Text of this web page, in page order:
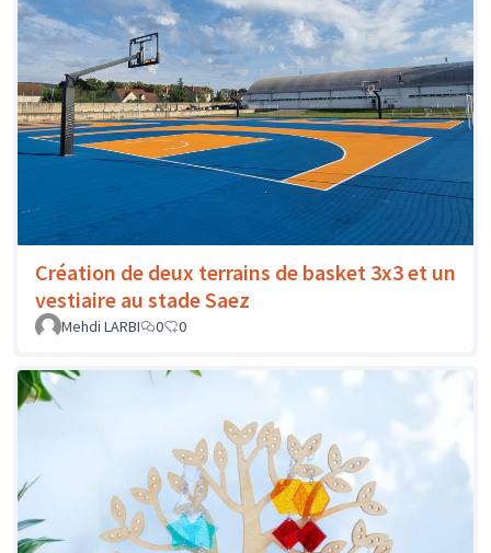
Création de deux terrains de basket 3x3 et un
vestiaire au stade Saez
Mehdi LARBI 0 0